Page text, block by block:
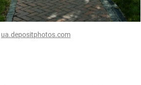
ua.depositphotos.com